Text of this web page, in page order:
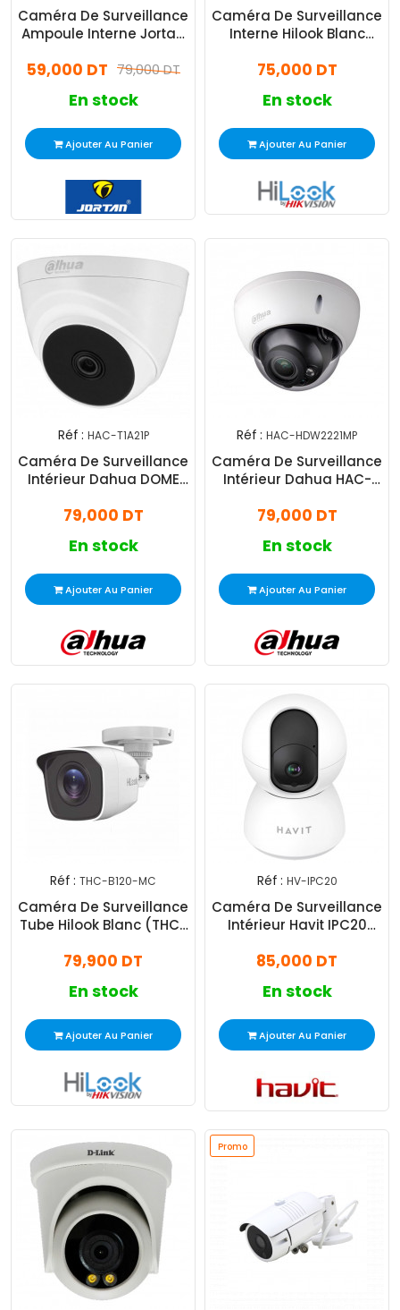
Caméra De Surveillance
Ampoule Interne Jortan
Blanc79,000 DT
59,000 DT
En stock
Ajouter Au Panier
Caméra De Surveillance
Interne Hilook Blanc
75,000 DT
En stock
Ajouter Au Panier
Réf : HAC-T1A21P
Caméra De Surveillance
Intérieur Dahua DOME
79,000 DT
En stock
Ajouter Au Panier
Réf : HAC-HDW2221MP
Caméra De Surveillance
Intérieur Dahua HAC-
79,000 DT
En stock
Ajouter Au Panier
Réf : THC-B120-MC
Caméra De Surveillance
Tube Hilook Blanc (THC-
79,900 DT
En stock
Ajouter Au Panier
Réf : HV-IPC20
Caméra De Surveillance
Intérieur Havit IPC20
85,000 DT
En stock
Ajouter Au Panier
Promo